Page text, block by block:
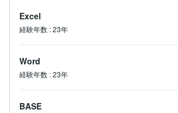
Excel
経験年数 :23年
Word
経験年数 :23年
BASE